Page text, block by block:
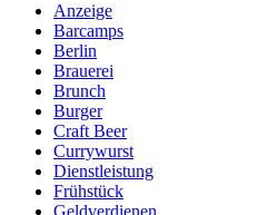
Anzeige
Barcamps
Berlin
Brauerei
Brunch
Burger
Craft Beer
Currywurst
Dienstleistung
Frühstück
Geldverdienen